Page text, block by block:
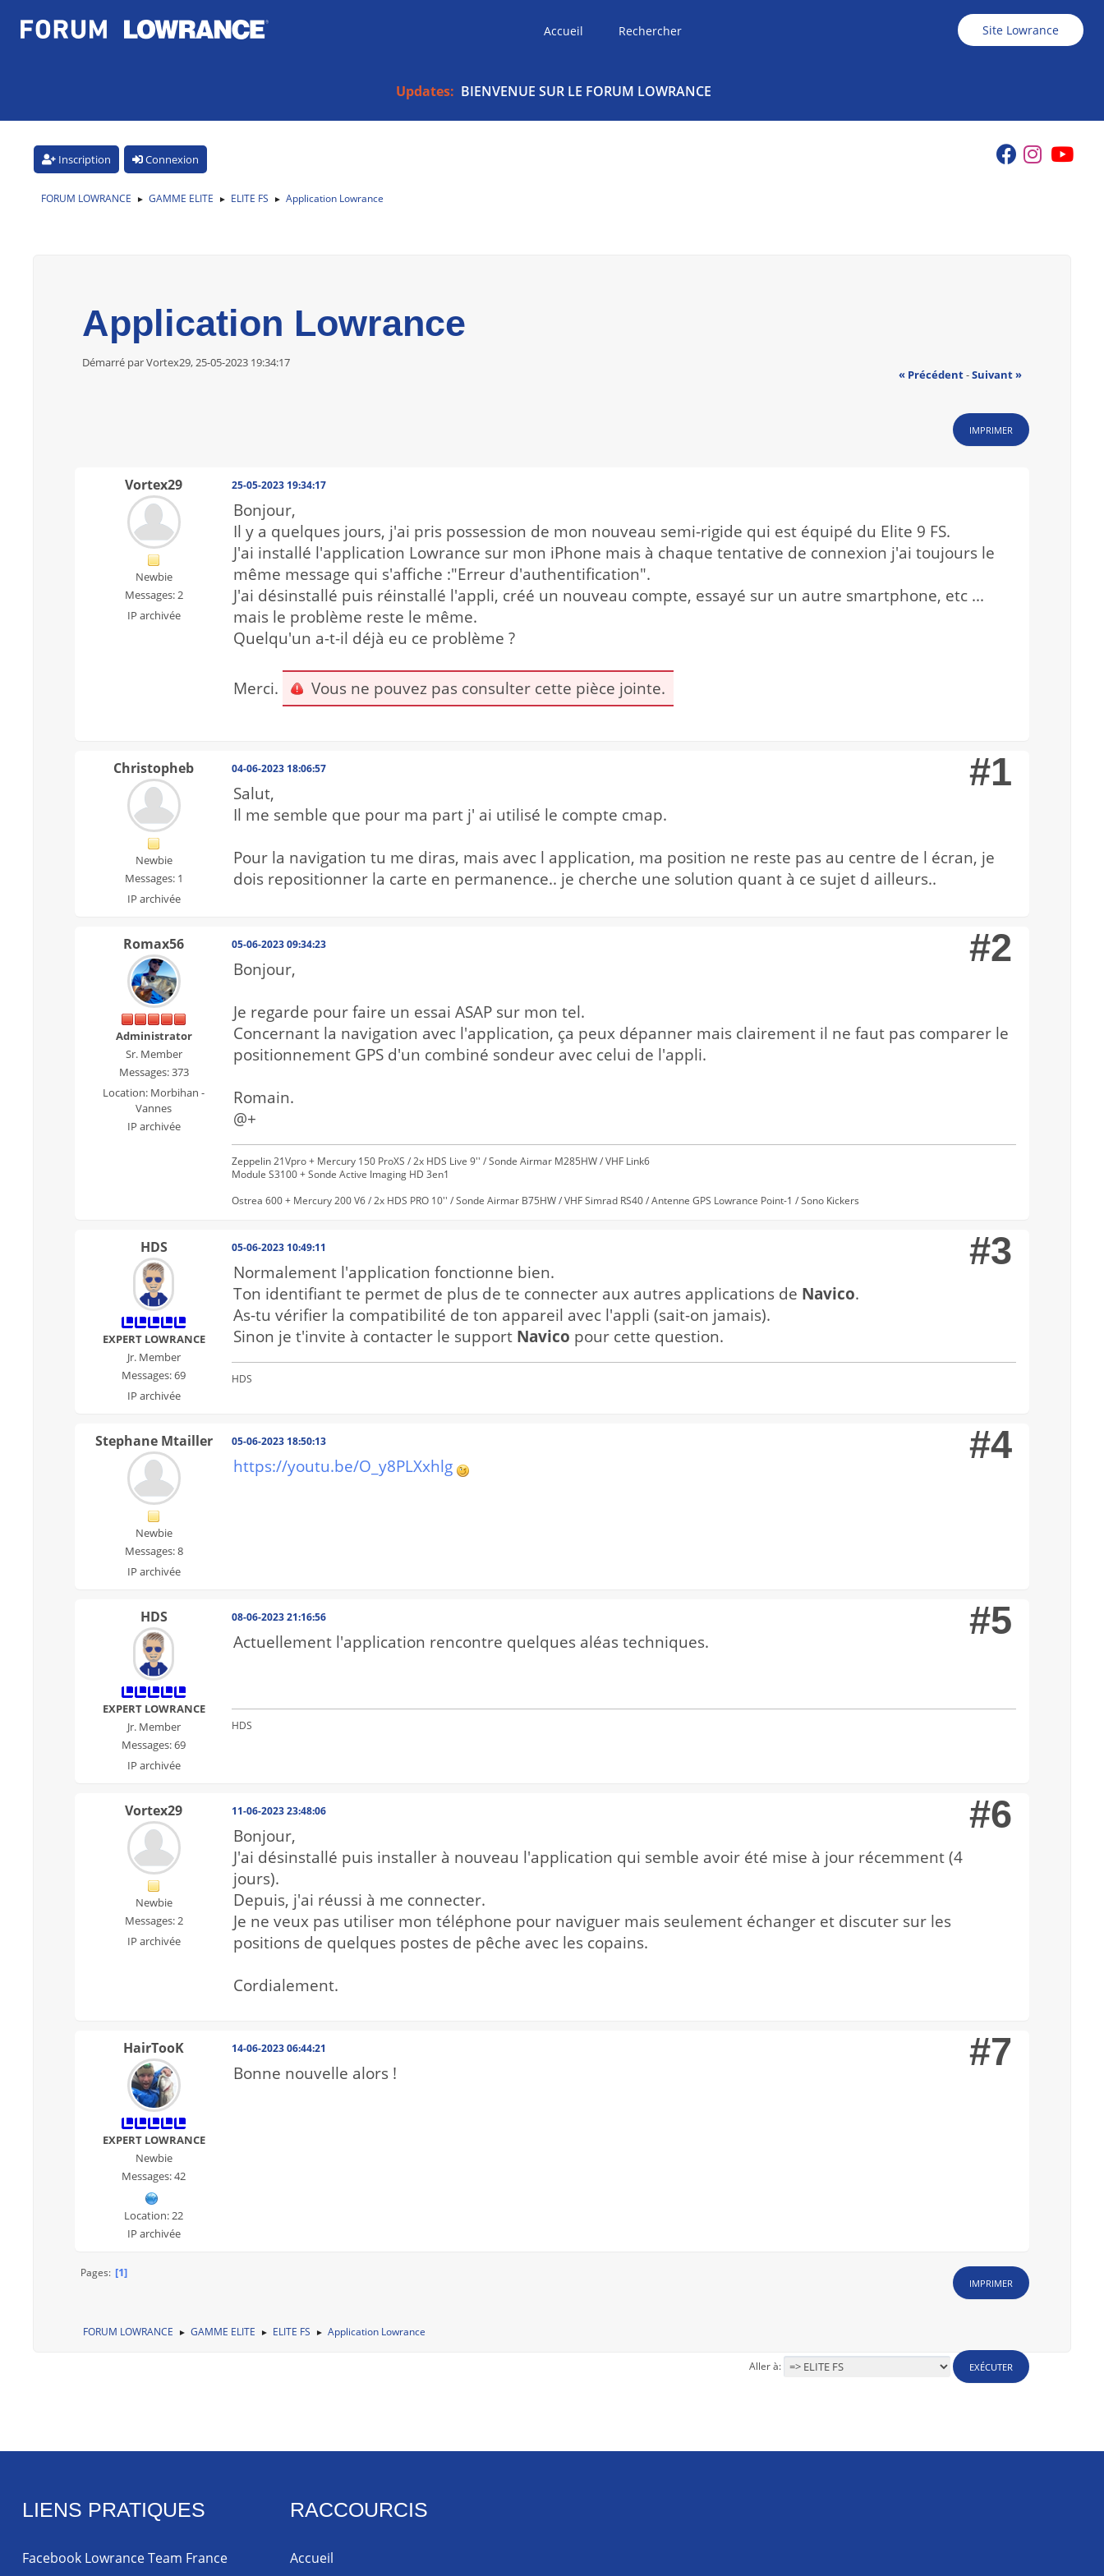
Accueil Rechercher Site Lowrance
Updates: BIENVENUE SUR LE FORUM LOWRANCE
Inscription Connexion
FORUM LOWRANCE ► GAMME ELITE ► ELITE FS ► Application Lowrance
Application Lowrance
Démarré par Vortex29, 25-05-2023 19:34:17
« Précédent-Suivant »
IMPRIMER
Vortex29
Newbie
Messages: 2
IP archivée
25-05-2023 19:34:17
Bonjour,
Il y a quelques jours, j'ai pris possession de mon nouveau semi-rigide qui est équipé du Elite 9 FS.
J'ai installé l'application Lowrance sur mon iPhone mais à chaque tentative de connexion j'ai toujours le
même message qui s'affiche :"Erreur d'authentification".
J'ai désinstallé puis réinstallé l'appli, créé un nouveau compte, essayé sur un autre smartphone, etc ...
mais le problème reste le même.
Quelqu'un a-t-il déjà eu ce problème ?
Merci. Vous ne pouvez pas consulter cette pièce jointe.
Christopheb
Newbie
Messages: 1
IP archivée
04-06-2023 18:06:57 #1
Salut,
Il me semble que pour ma part j' ai utilisé le compte cmap.
Pour la navigation tu me diras, mais avec l application, ma position ne reste pas au centre de l écran, je
dois repositionner la carte en permanence.. je cherche une solution quant à ce sujet d ailleurs..
Romax56
Administrator
Sr. Member
Messages: 373
Location: Morbihan -
Vannes
IP archivée
05-06-2023 09:34:23 #2
Bonjour,
Je regarde pour faire un essai ASAP sur mon tel.
Concernant la navigation avec l'application, ça peux dépanner mais clairement il ne faut pas comparer le
positionnement GPS d'un combiné sondeur avec celui de l'appli.
Romain.
@+
Zeppelin 21Vpro + Mercury 150 ProXS / 2x HDS Live 9'' / Sonde Airmar M285HW / VHF Link6
Module S3100 + Sonde Active Imaging HD 3en1
Ostrea 600 + Mercury 200 V6 / 2x HDS PRO 10'' / Sonde Airmar B75HW / VHF Simrad RS40 / Antenne GPS Lowrance Point-1 / Sono Kickers
HDS
EXPERT LOWRANCE
Jr. Member
Messages: 69
IP archivée
05-06-2023 10:49:11 #3
Normalement l'application fonctionne bien.
Ton identifiant te permet de plus de te connecter aux autres applications de Navico.
As-tu vérifier la compatibilité de ton appareil avec l'appli (sait-on jamais).
Sinon je t'invite à contacter le support Navico pour cette question.
HDS
Stephane Mtailler
Newbie
Messages: 8
IP archivée
05-06-2023 18:50:13 #4
https://youtu.be/O_y8PLXxhlg
HDS
EXPERT LOWRANCE
Jr. Member
Messages: 69
IP archivée
08-06-2023 21:16:56 #5
Actuellement l'application rencontre quelques aléas techniques.
HDS
Vortex29
Newbie
Messages: 2
IP archivée
11-06-2023 23:48:06 #6
Bonjour,
J'ai désinstallé puis installer à nouveau l'application qui semble avoir été mise à jour récemment (4
jours).
Depuis, j'ai réussi à me connecter.
Je ne veux pas utiliser mon téléphone pour naviguer mais seulement échanger et discuter sur les
positions de quelques postes de pêche avec les copains.
Cordialement.
HairTooK
EXPERT LOWRANCE
Newbie
Messages: 42
Location: 22
IP archivée
14-06-2023 06:44:21 #7
Bonne nouvelle alors !
IMPRIMER
Pages 1
FORUM LOWRANCE ► GAMME ELITE ► ELITE FS ► Application Lowrance
Aller à
LIENS PRATIQUES
Facebook Lowrance Team France
RACCOURCIS
Accueil